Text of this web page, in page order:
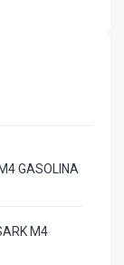
GASOLINA
M4